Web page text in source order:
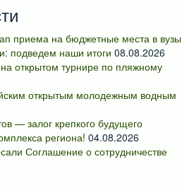
приема на бюджетные места в вузы
подведем наши итоги 08.08.2026
открытом турнире по пляжному
открытым молодежным водным
— залог крепкого будущего
региона! 04.08.2026
Соглашение о сотрудничестве